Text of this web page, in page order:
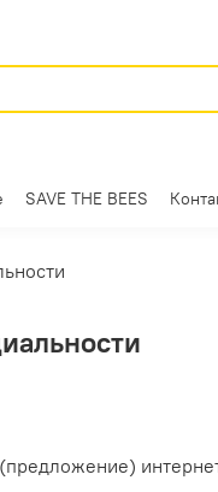
SAVE THE BEES